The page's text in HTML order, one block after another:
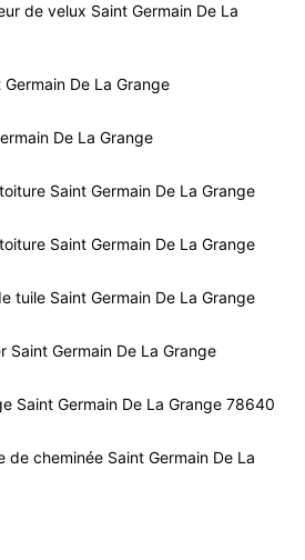
de velux Saint Germain De La
De La Grange
De La Grange
Saint Germain De La Grange
Saint Germain De La Grange
tuile Saint Germain De La Grange
Saint Germain De La Grange
Saint Germain De La Grange 78640
de cheminée Saint Germain De La